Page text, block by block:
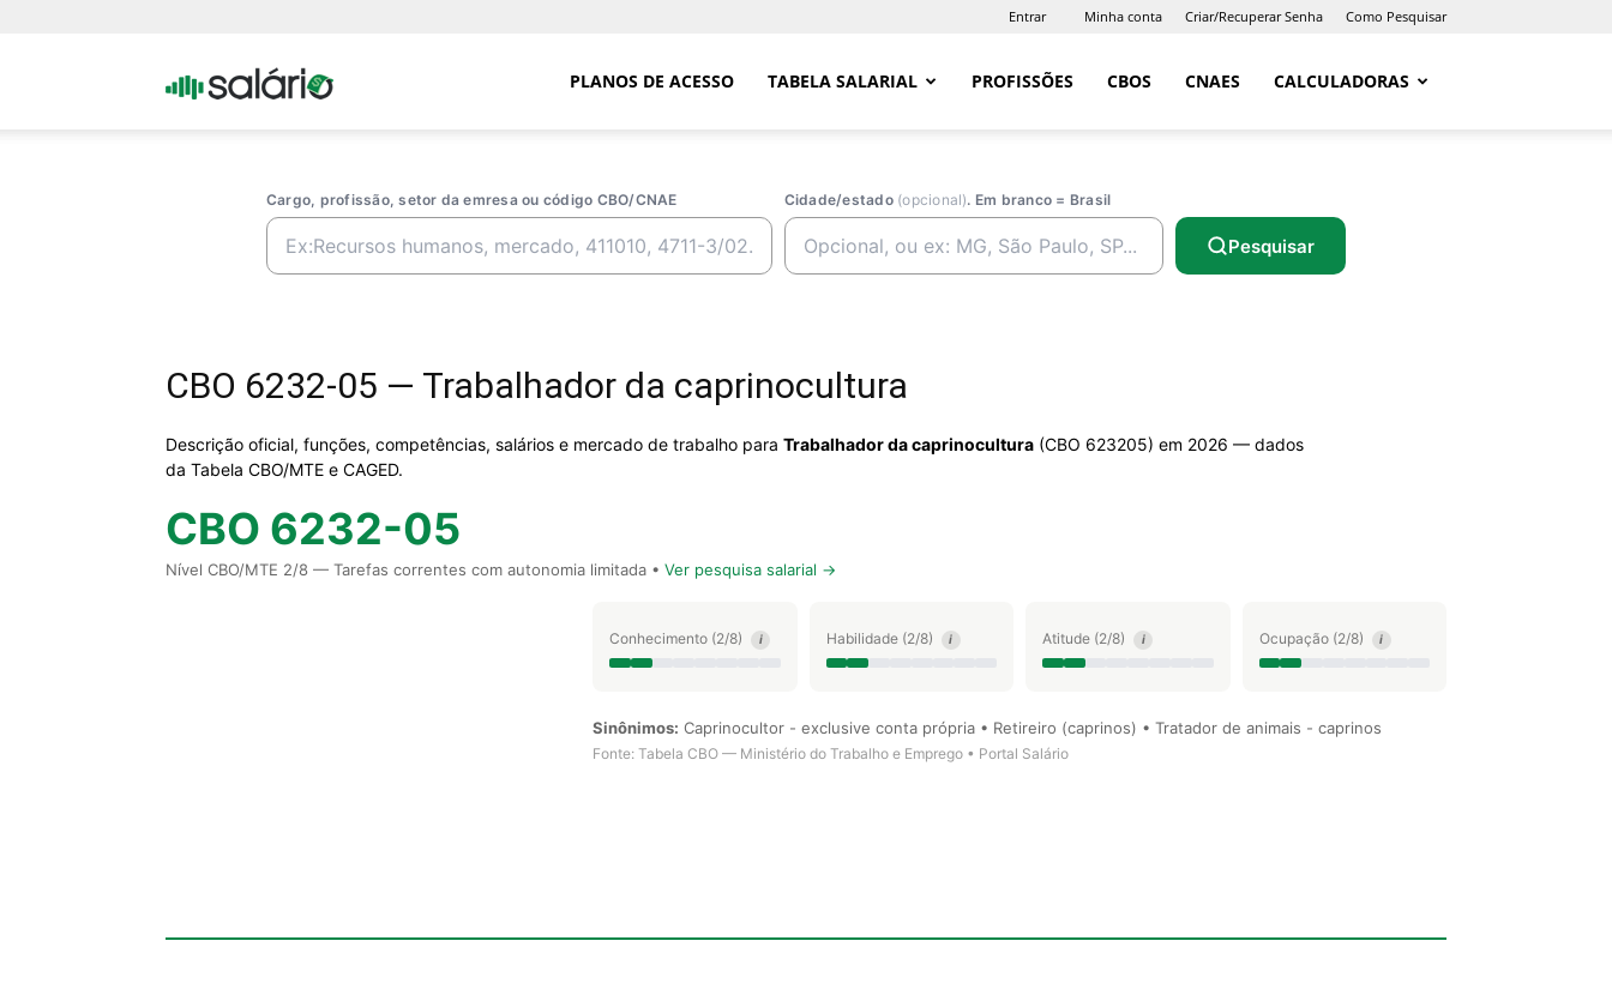
Entrar Minha conta Criar/Recuperar Senha Como Pesquisar
Portal PLANOS DE ACESSO TABELA SALARIAL PROFISSÕES CBOS CNAES CALCULADORAS
Cargo, profissão, setor da emresa ou código CBO/CNAE Cidade/estado (opcional). Em branco = Brasil
Pesquisar
CBO 6232-05 — Trabalhador da caprinocultura
Descrição oficial, funções, competências, salários e mercado de trabalho para Trabalhador da caprinocultura (CBO 623205) em 2026 — dados
da Tabela CBO/MTE e CAGED.
CBO 6232-05
Nível CBO/MTE 2/8 — Tarefas correntes com autonomia limitada • Ver pesquisa salarial →
Conhecimento (2/8) i Habilidade (2/8) i Atitude (2/8) i Ocupação (2/8) i
Sinônimos: Caprinocultor - exclusive conta própria • Retireiro (caprinos) • Tratador de animais - caprinos
Fonte: Tabela CBO — Ministério do Trabalho e Emprego • Portal Salário